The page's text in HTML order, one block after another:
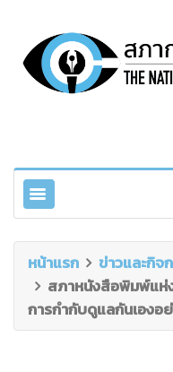
หน้าแรก
ข่าวและกิจ
สภาหนังสือพิมพ์แห่
การกำกับดูแลกันเองอ